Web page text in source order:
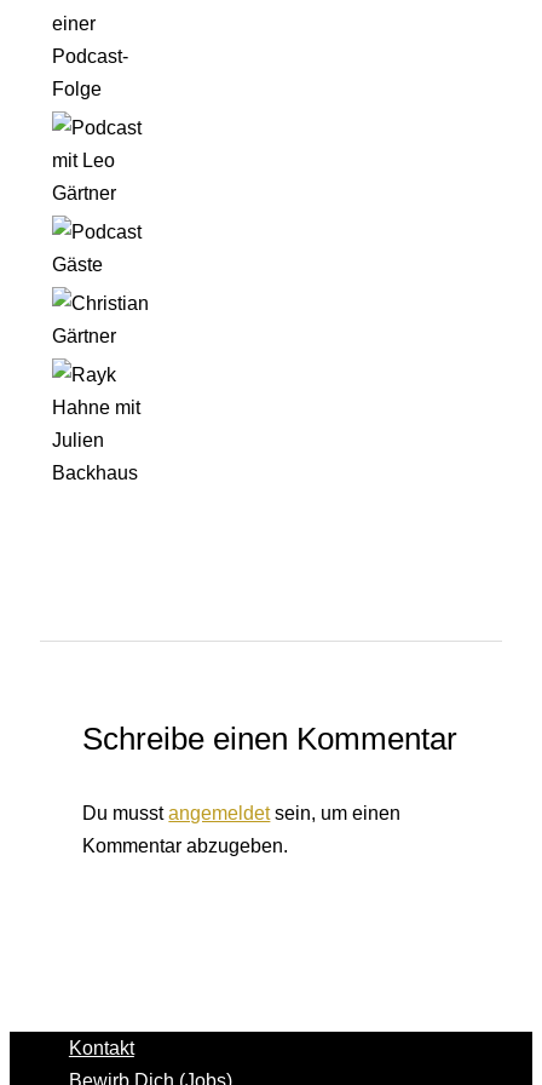
Schreibe einen Kommentar
Du musstangemeldetsein, um einen
Kommentar abzugeben.
Kontakt
Bewirb Dich (Jobs)